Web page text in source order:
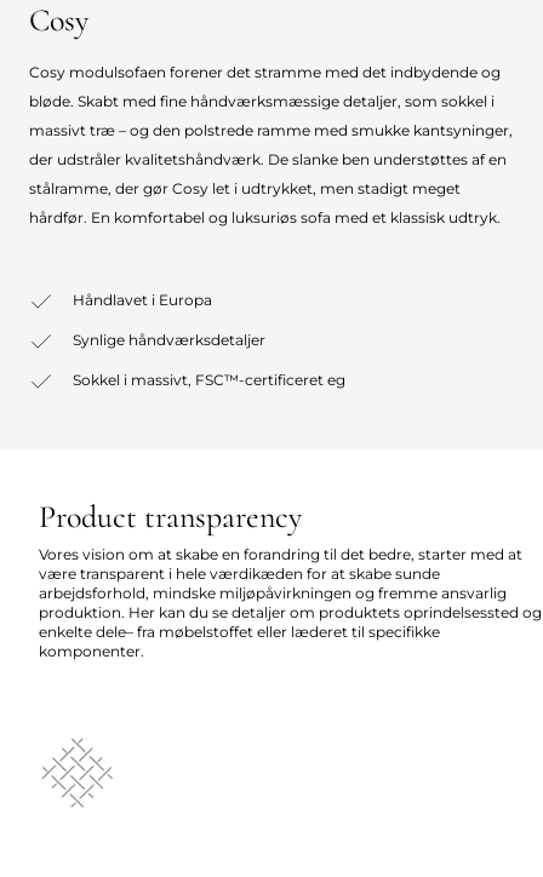
Cosy
Cosy modulsofaen forener det stramme med det indbydende og
bløde. Skabt med fine håndværksmæssige detaljer, som sokkel i
massivt træ – og den polstrede ramme med smukke kantsyninger,
der udstråler kvalitetshåndværk. De slanke ben understøttes af en
stålramme, der gør Cosy let i udtrykket, men stadigt meget
hårdfør. En komfortabel og luksuriøs sofa med et klassisk udtryk.
Håndlavet i Europa
Synlige håndværksdetaljer
Sokkel i massivt, FSC™-certificeret eg
Product transparency
Vores vision om at skabe en forandring til det bedre, starter med at
være transparent i hele værdikæden for at skabe sunde
arbejdsforhold, mindske miljøpåvirkningen og fremme ansvarlig
produktion. Her kan du se detaljer om produktets oprindelsessted og
enkelte dele– fra møbelstoffet eller læderet til specifikke
komponenter.